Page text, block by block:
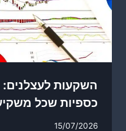
השקעות
כספיות שכל
15/07/2026